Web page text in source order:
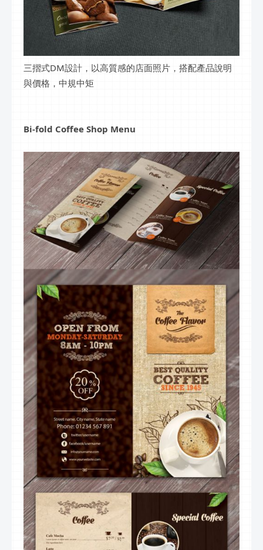
三摺式DM設計，以高質感的店面照片，搭配產品說明
與價格，中規中矩
Bi-fold Coffee Shop Menu